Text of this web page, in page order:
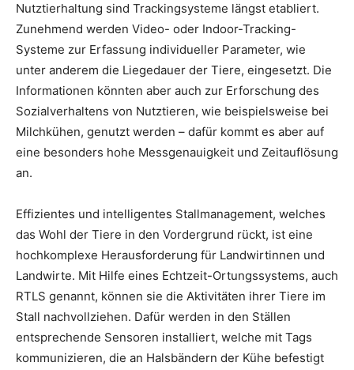
Nutztierhaltung sind Trackingsysteme längst etabliert.
Zunehmend werden Video- oder Indoor-Tracking-
Systeme zur Erfassung individueller Parameter, wie
unter anderem die Liegedauer der Tiere, eingesetzt. Die
Informationen könnten aber auch zur Erforschung des
Sozialverhaltens von Nutztieren, wie beispielsweise bei
Milchkühen, genutzt werden – dafür kommt es aber auf
eine besonders hohe Messgenauigkeit und Zeitauflösung
an.
Effizientes und intelligentes Stallmanagement, welches
das Wohl der Tiere in den Vordergrund rückt, ist eine
hochkomplexe Herausforderung für Landwirtinnen und
Landwirte. Mit Hilfe eines Echtzeit-Ortungssystems, auch
RTLS genannt, können sie die Aktivitäten ihrer Tiere im
Stall nachvollziehen. Dafür werden in den Ställen
entsprechende Sensoren installiert, welche mit Tags
kommunizieren, die an Halsbändern der Kühe befestigt